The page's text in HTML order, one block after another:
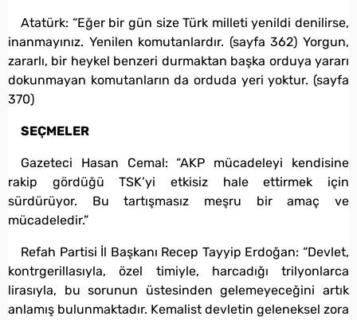
Atatürk: “Eğer bir gün size Türk milleti yenildi denilirse,
inanmayınız. Yenilen komutanlardır. (sayfa 362) Yorgun,
zararlı, bir heykel benzeri durmaktan başka orduya yararı
dokunmayan komutanların da orduda yeri yoktur. (sayfa
370)
SEÇMELER
Gazeteci Hasan Cemal: “AKP mücadeleyi kendisine
rakip gördüğü TSK’yi etkisiz hale ettirmek için
sürdürüyor. Bu tartışmasız meşru bir amaç ve
mücadeledir.”
Refah Partisi İl Başkanı Recep Tayyip Erdoğan: “Devlet,
kontrgerillasıyla, özel timiyle, harcadığı trilyonlarca
lirasıyla, bu sorunun üstesinden gelemeyeceğini artık
anlamış bulunmaktadır. Kemalist devletin geleneksel zora